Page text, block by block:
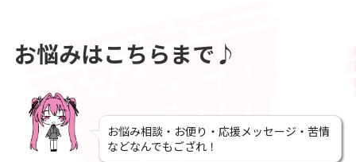
お悩みはこちらまで♪
お悩み相談・お便り・応援メッセージ・苦情
などなんでもござれ！